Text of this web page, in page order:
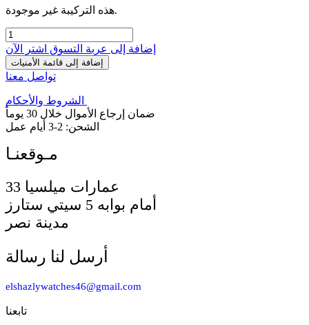
هذه التركيبة غير موجودة.
إضافة إلى عربة التسوق اشترِ الآن
إضافة إلى قائمة الأمنيات
تواصل معنا
الشروط والأحكام
ضمان إرجاع الأموال خلال 30 يوماً
الشحن: 2-3 أيام عمل
أمام بوابه 5 سيتي ستارز
مدينة نصر
أرسل لنا رسالة
elshazlywatches46@gmail.com
تابعنا